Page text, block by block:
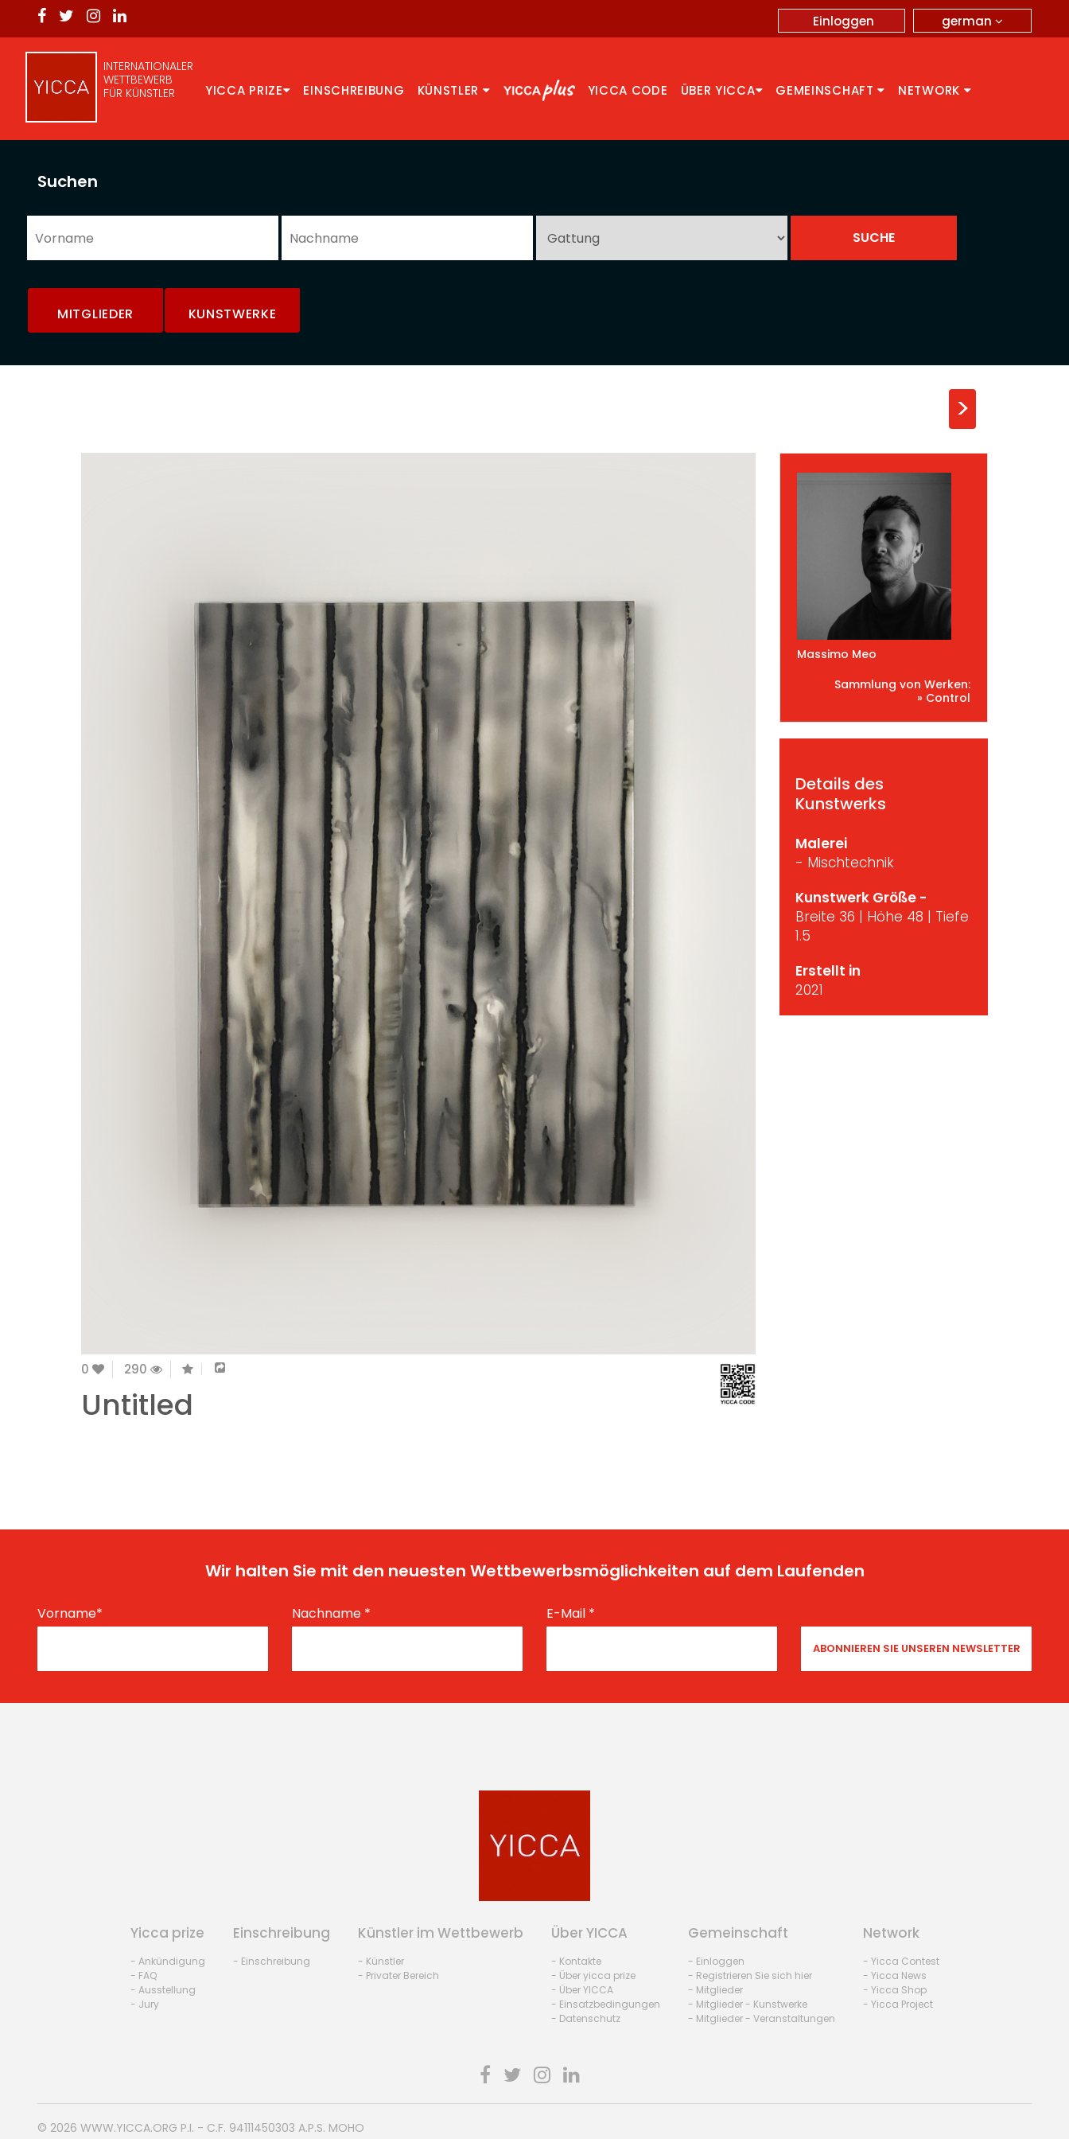
german
Einloggen
INTERNATIONALER
WETTBEWERB
FÜR KÜNSTLER
YICCA PRIZE EINSCHREIBUNG KÜNSTLER YICCA CODE ÜBER YICCA GEMEINSCHAFT NETWORK
Suchen
MITGLIEDER KUNSTWERKE
>
0 290
Untitled
Massimo Meo
Sammlung von Werken:
» Control
Details des
Kunstwerks
Malerei
- Mischtechnik
Kunstwerk Größe -
Breite 36 | Höhe 48 | Tiefe
1.5
Erstellt in
2021
Wir halten Sie mit den neuesten Wettbewerbsmöglichkeiten auf dem Laufenden
Vorname* Nachname * E-Mail *
Yicca prize
- Ankündigung
- FAQ
- Ausstellung
- Jury
Einschreibung
- Einschreibung
Künstler im Wettbewerb
- Künstler
- Privater Bereich
Über YICCA
- Kontakte
- Über yicca prize
- Über YICCA
- Einsatzbedingungen
- Datenschutz
Gemeinschaft
- Einloggen
- Registrieren Sie sich hier
- Mitglieder
- Mitglieder - Kunstwerke
- Mitglieder - Veranstaltungen
Network
- Yicca Contest
- Yicca News
- Yicca Shop
- Yicca Project
© 2026 WWW.YICCA.ORG P.I. - C.F. 94111450303 A.P.S. MOHO